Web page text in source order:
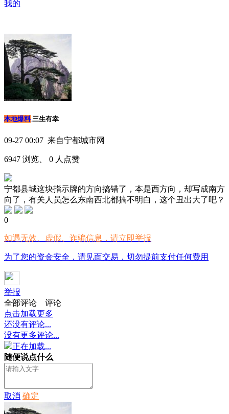
我的
本地爆料 三生有幸
09-27 00:07 来自宁都城市网
6947 浏览、 0 人点赞
宁都县城这块指示牌的方向搞错了，本是西方向，却写成南方
向了，有关人员怎么东南西北都搞不明白，这个丑出大了吧？
0
如遇无效、虚假、诈骗信息，请立即举报
为了您的资金安全，请见面交易，切勿提前支付任何费用
举报
全部评论
评论
点击加载更多
还没有评论...
没有更多评论...
正在加载...
随便说点什么
取消 确定